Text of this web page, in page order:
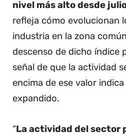
nivel más alto desde
refleja cómo evolucionan
industria en la zona
descenso de dicho índice
señal de que la actividad
encima de ese valor
expandido.
“La actividad del sector